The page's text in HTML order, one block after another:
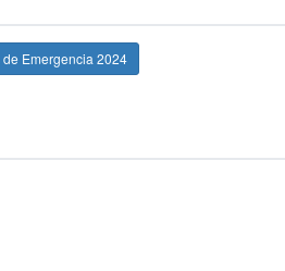
Emergencia 2024